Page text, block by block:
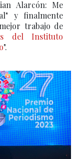
Alarcón: Me
y finalmente
trabajo de
del Instituto
".